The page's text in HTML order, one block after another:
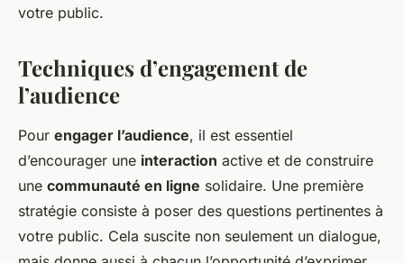
votre public.
Techniques d’engagement de
l’audience
Pour engager l’audience, il est essentiel
d’encourager une interaction active et de construire
une communauté en ligne solidaire. Une première
stratégie consiste à poser des questions pertinentes à
votre public. Cela suscite non seulement un dialogue,